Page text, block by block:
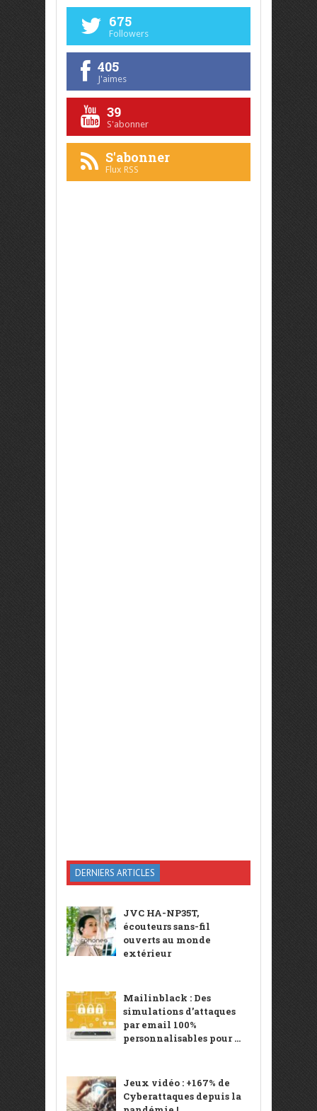
675
Followers
405
J'aimes
39
S'abonner
S'abonner
Flux RSS
DERNIERS ARTICLES
JVC HA-NP35T,
écouteurs sans-fil
ouverts au monde
extérieur
Mailinblack : Des
simulations d’attaques
par email 100%
personnalisables pour ...
Jeux vidéo : +167% de
Cyberattaques depuis la